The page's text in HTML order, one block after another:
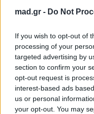
mad.gr - Do Not
If you wish to opt-out of
processing of your
targeted advertising by
section to confirm your
opt-out request is
interest-based ads
us or personal
your opt-out. You may
Ποιο τραγούδι